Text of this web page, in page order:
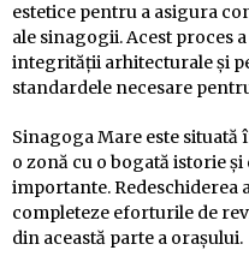
estetice pentru a asigura
ale sinagogii. Acest proces
integrității arhitecturale și
standardele necesare
Sinagoga Mare este situată
o zonă cu o bogată istorie
importante. Redeschiderea
completeze eforturile de
din această parte a orașului.